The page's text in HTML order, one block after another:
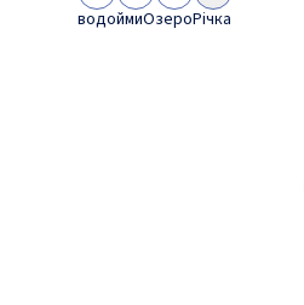
водоймиОзероРічка